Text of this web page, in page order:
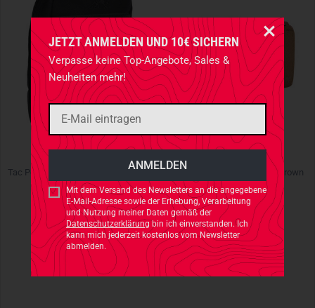
JETZT ANMELDEN UND 10€ SICHERN
Verpasse keine Top-Angebote, Sales &
Neuheiten mehr!
Mit dem Versand des Newsletters an die angegebene
E-Mail-Adresse sowie der Erhebung, Verarbeitung
und Nutzung meiner Daten gemäß der
Datenschutzerklärungbin ich einverstanden. Ich
kann mich jederzeit kostenlos vom Newsletter
abmelden.
TASMANIAN TIGER
Tac Pouch 1 TREMA Black Schwarz
€ 23,90
TASMANIAN TIGER
TT IFAK Pouch Dual coyote brown
€ 37,90